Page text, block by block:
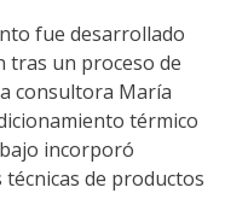
fue desarrollado
tras un proceso de
consultora María
térmico
incorporó
de productos